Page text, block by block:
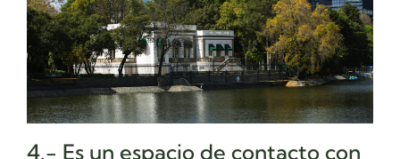
4.- Es un espacio de contacto con